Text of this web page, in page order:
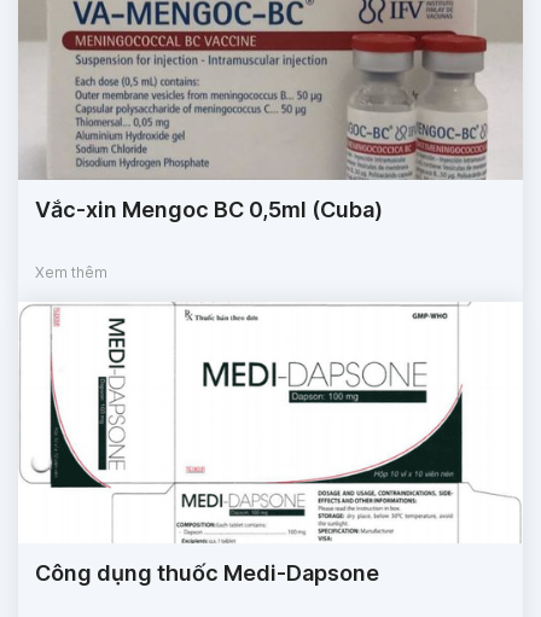
Vắc-xin Mengoc BC 0,5ml (Cuba)
Xem thêm
Công dụng thuốc Medi-Dapsone